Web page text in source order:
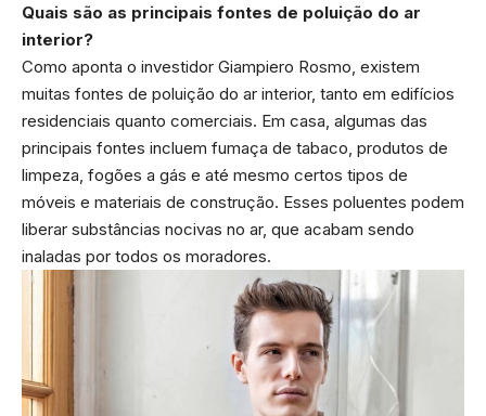
Quais são as principais fontes de poluição do ar
interior?
Como aponta o investidor Giampiero Rosmo, existem
muitas fontes de poluição do ar interior, tanto em edifícios
residenciais quanto comerciais. Em casa, algumas das
principais fontes incluem fumaça de tabaco, produtos de
limpeza, fogões a gás e até mesmo certos tipos de
móveis e materiais de construção. Esses poluentes podem
liberar substâncias nocivas no ar, que acabam sendo
inaladas por todos os moradores.